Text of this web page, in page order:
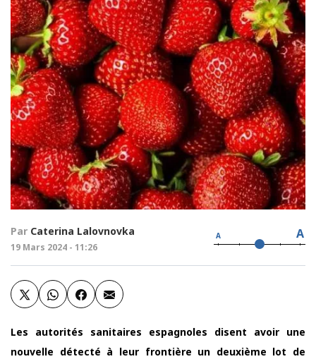
Par Caterina Lalovnovka
19 Mars 2024 - 11:26
A A
Les autorités sanitaires espagnoles disent avoir une
nouvelle détecté à leur frontière un deuxième lot de